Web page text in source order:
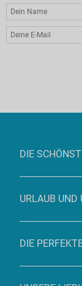
DIE
URLAUB UND
DIE